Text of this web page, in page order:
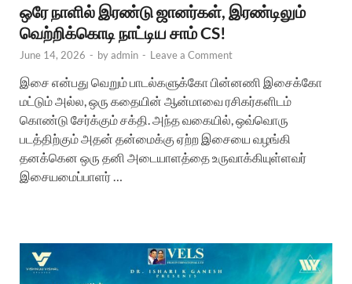
ஒரே நாளில் இரண்டு ஜானர்கள், இரண்டிலும்
வெற்றிக்கொடி நாட்டிய சாம் CS!
June 14, 2026 - byadmin - Leave a Comment
இசை என்பது வெறும் பாடல்களுக்கோ பின்னணி இசைக்கோ
மட்டும் அல்ல, ஒரு கதையின் ஆன்மாவை ரசிகர்களிடம்
கொண்டு சேர்க்கும் சக்தி. அந்த வகையில், ஒவ்வொரு
படத்திற்கும் அதன் தன்மைக்கு ஏற்ற இசையை வழங்கி
தனக்கென ஒரு தனி அடையாளத்தை உருவாக்கியுள்ளவர்
இசையமைப்பாளர் …